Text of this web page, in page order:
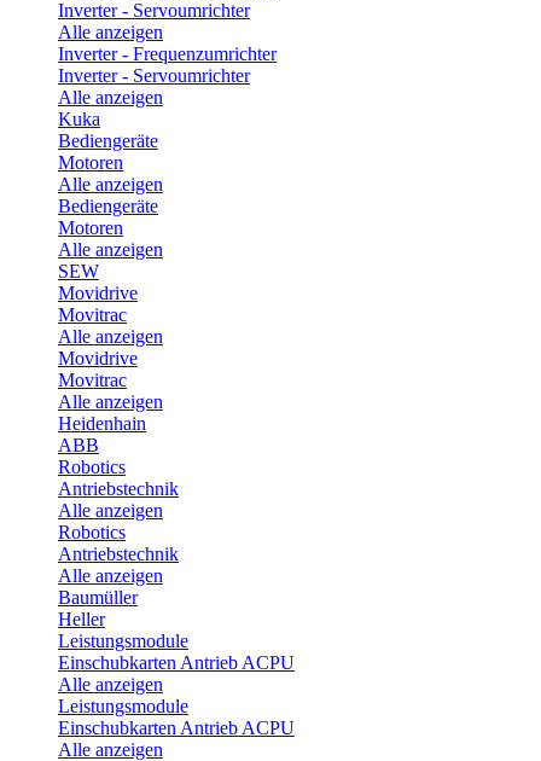
Inverter - Servoumrichter
Alle anzeigen
Inverter - Frequenzumrichter
Inverter - Servoumrichter
Alle anzeigen
Kuka
Bediengeräte
Motoren
Alle anzeigen
Bediengeräte
Motoren
Alle anzeigen
SEW
Movidrive
Movitrac
Alle anzeigen
Movidrive
Movitrac
Alle anzeigen
Heidenhain
ABB
Robotics
Antriebstechnik
Alle anzeigen
Robotics
Antriebstechnik
Alle anzeigen
Baumüller
Heller
Leistungsmodule
Einschubkarten Antrieb ACPU
Alle anzeigen
Leistungsmodule
Einschubkarten Antrieb ACPU
Alle anzeigen